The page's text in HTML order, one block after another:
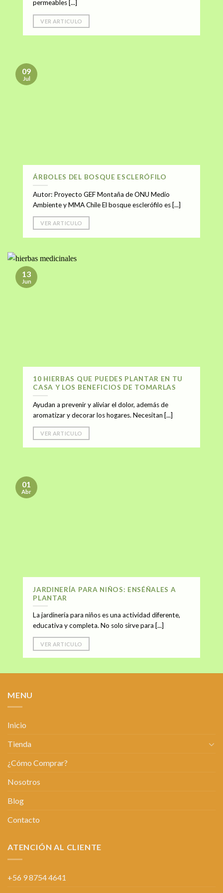
permeables [...]
VER ARTICULO
ÁRBOLES DEL BOSQUE ESCLERÓFILO
Autor: Proyecto GEF Montaña de ONU Medio
Ambiente y MMA Chile El bosque esclerófilo es [...]
VER ARTICULO
09
Jul
10 HIERBAS QUE PUEDES PLANTAR EN TU
CASA Y LOS BENEFICIOS DE TOMARLAS
Ayudan a prevenir y aliviar el dolor, además de
aromatizar y decorar los hogares. Necesitan [...]
VER ARTICULO
13
Jun
JARDINERÍA PARA NIÑOS: ENSÉÑALES A
PLANTAR
La jardinería para niños es una actividad diferente,
educativa y completa. No solo sirve para [...]
VER ARTICULO
01
Abr
MENU
Inicio
Tienda
¿Cómo Comprar?
Nosotros
Blog
Contacto
ATENCIÓN AL CLIENTE
+56 9 8754 4641